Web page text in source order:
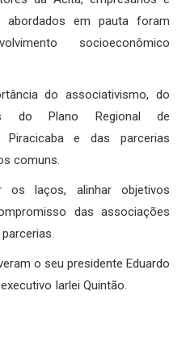
abordados em pauta foram
socioeconômico
do associativismo, do
do Plano Regional de
Piracicaba e das parcerias
comuns.
os laços, alinhar objetivos
das associações
o seu presidente Eduardo
Iarlei Quintão.